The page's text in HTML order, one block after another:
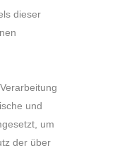
dieser
und
um
der über